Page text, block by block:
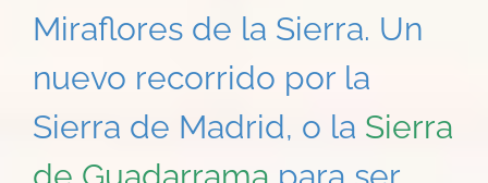
Miraflores de la Sierra. Un
nuevo recorrido por la
Sierra de Madrid, o la Sierra